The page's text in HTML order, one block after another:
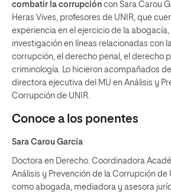
combatir la corrupción con Sara Carou
Heras Vives, profesores de UNIR, que
experiencia en el ejercicio de la
investigación en líneas relacionadas con
corrupción, el derecho penal, el derecho
criminología. Lo hicieron acompañados
directora ejecutiva del MU en Análisis y
Corrupción de UNIR.
Conoce a los ponentes
Sara Carou García
Doctora en Derecho. Coordinadora
Análisis y Prevención de la Corrupción de
como abogada, mediadora y asesora